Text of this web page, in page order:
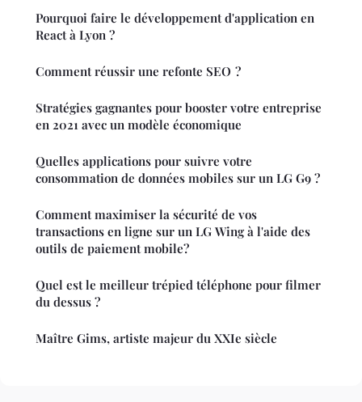
Pourquoi faire le développement d'application en
React à Lyon ?
Comment réussir une refonte SEO ?
Stratégies gagnantes pour booster votre entreprise
en 2021 avec un modèle économique
Quelles applications pour suivre votre
consommation de données mobiles sur un LG G9 ?
Comment maximiser la sécurité de vos
transactions en ligne sur un LG Wing à l'aide des
outils de paiement mobile?
Quel est le meilleur trépied téléphone pour filmer
du dessus ?
Maître Gims, artiste majeur du XXIe siècle